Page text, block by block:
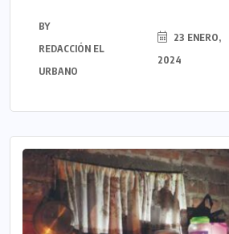
BY
REDACCIÓN EL
URBANO
23 ENERO,
2024